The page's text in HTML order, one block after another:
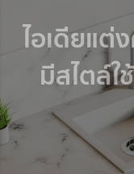
ไอเดียแต่
มีสไตล์